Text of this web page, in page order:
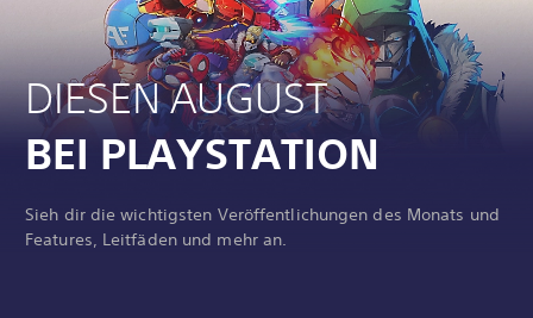
DIESEN AUGUST
BEI PLAYSTATION
Sieh dir die wichtigsten Veröffentlichungen des Monats und
Features, Leitfäden und mehr an.